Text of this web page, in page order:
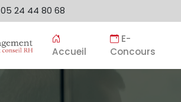
05 24 44 80 68
Accueil
E-
Concours